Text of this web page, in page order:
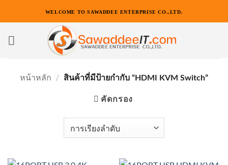
เนื้อหา
WELCOME TO SAWADDEE ENTERPRISE CO.,LTD.
หน้าหลัก / สินค้าที่มีป้ายกำกับ “HDMI KVM Switch”
คัดกรอง